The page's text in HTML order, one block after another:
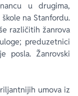
u drugima,
na Stanfordu.
različitih žanrova
preduzetnici
posla. Žanrovski
umova iz